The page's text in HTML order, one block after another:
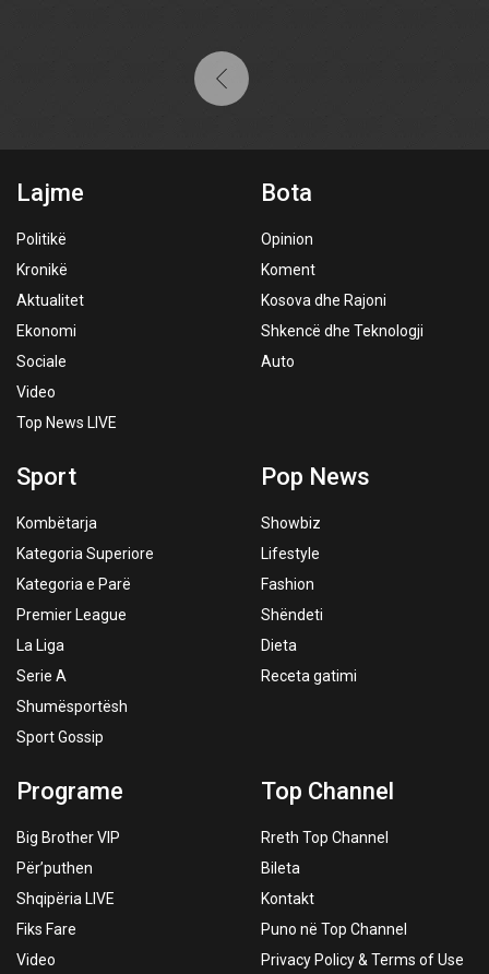
Lajme
Politikë
Kronikë
Aktualitet
Ekonomi
Sociale
Video
Top News LIVE
Bota
Opinion
Koment
Kosova dhe Rajoni
Shkencë dhe Teknologji
Auto
Sport
Kombëtarja
Kategoria Superiore
Kategoria e Parë
Premier League
La Liga
Serie A
Shumësportësh
Sport Gossip
Pop News
Showbiz
Lifestyle
Fashion
Shëndeti
Dieta
Receta gatimi
Programe
Big Brother VIP
Për’puthen
Shqipëria LIVE
Fiks Fare
Video
Top Channel
Rreth Top Channel
Bileta
Kontakt
Puno në Top Channel
Privacy Policy & Terms of Use